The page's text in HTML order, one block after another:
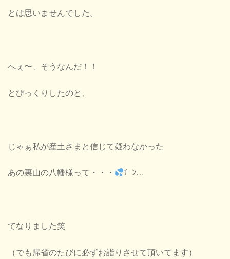
とは思いませんでした。
へぇ〜、そうなんだ！！
とびっくりしたのと、
じゃぁ私が産土さまと信じて疑わなかった
あの裏山の八幡様って・・・ ﾁｰﾝ…
てなりました笑
（でも帰省のたびに必ずお詣りさせて頂いてます）